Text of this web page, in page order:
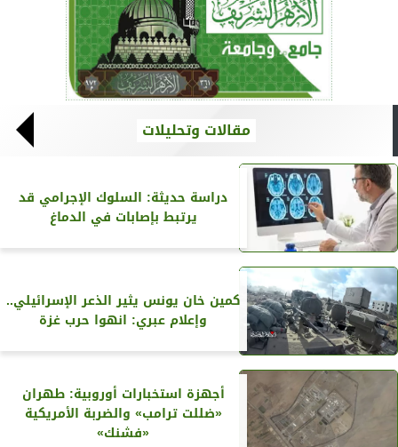
مقالات وتحليلات
دراسة حديثة: السلوك الإجرامي قد
يرتبط بإصابات في الدماغ
كمين خان يونس يثير الذعر الإسرائيلي..
وإعلام عبري: انهوا حرب غزة
أجهزة استخبارات أوروبية: طهران
«ضللت ترامب» والضربة الأمريكية
«فشنك»